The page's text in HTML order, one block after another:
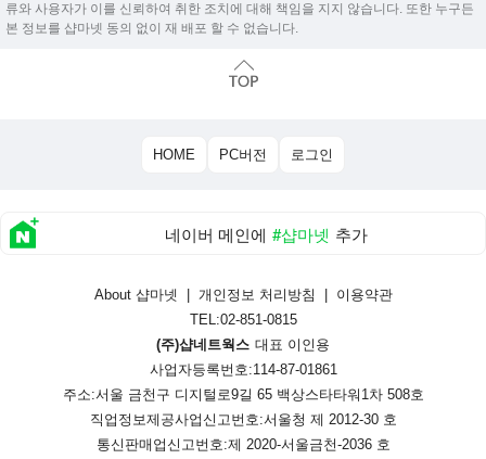
류와 사용자가 이를 신뢰하여 취한 조치에 대해 책임을 지지 않습니다. 또한 누구든
본 정보를 샵마넷 동의 없이 재 배포 할 수 없습니다.
HOME PC버전 로그인
네이버 메인에 #샵마넷 추가
About 샵마넷 개인정보 처리방침
이용약관
TEL:02-851-0815
(주)샵네트웍스 대표 이인용
사업자등록번호:114-87-01861
주소:서울 금천구 디지털로9길 65 백상스타타워1차 508호
직업정보제공사업신고번호:서울청 제 2012-30 호
통신판매업신고번호:제 2020-서울금천-2036 호